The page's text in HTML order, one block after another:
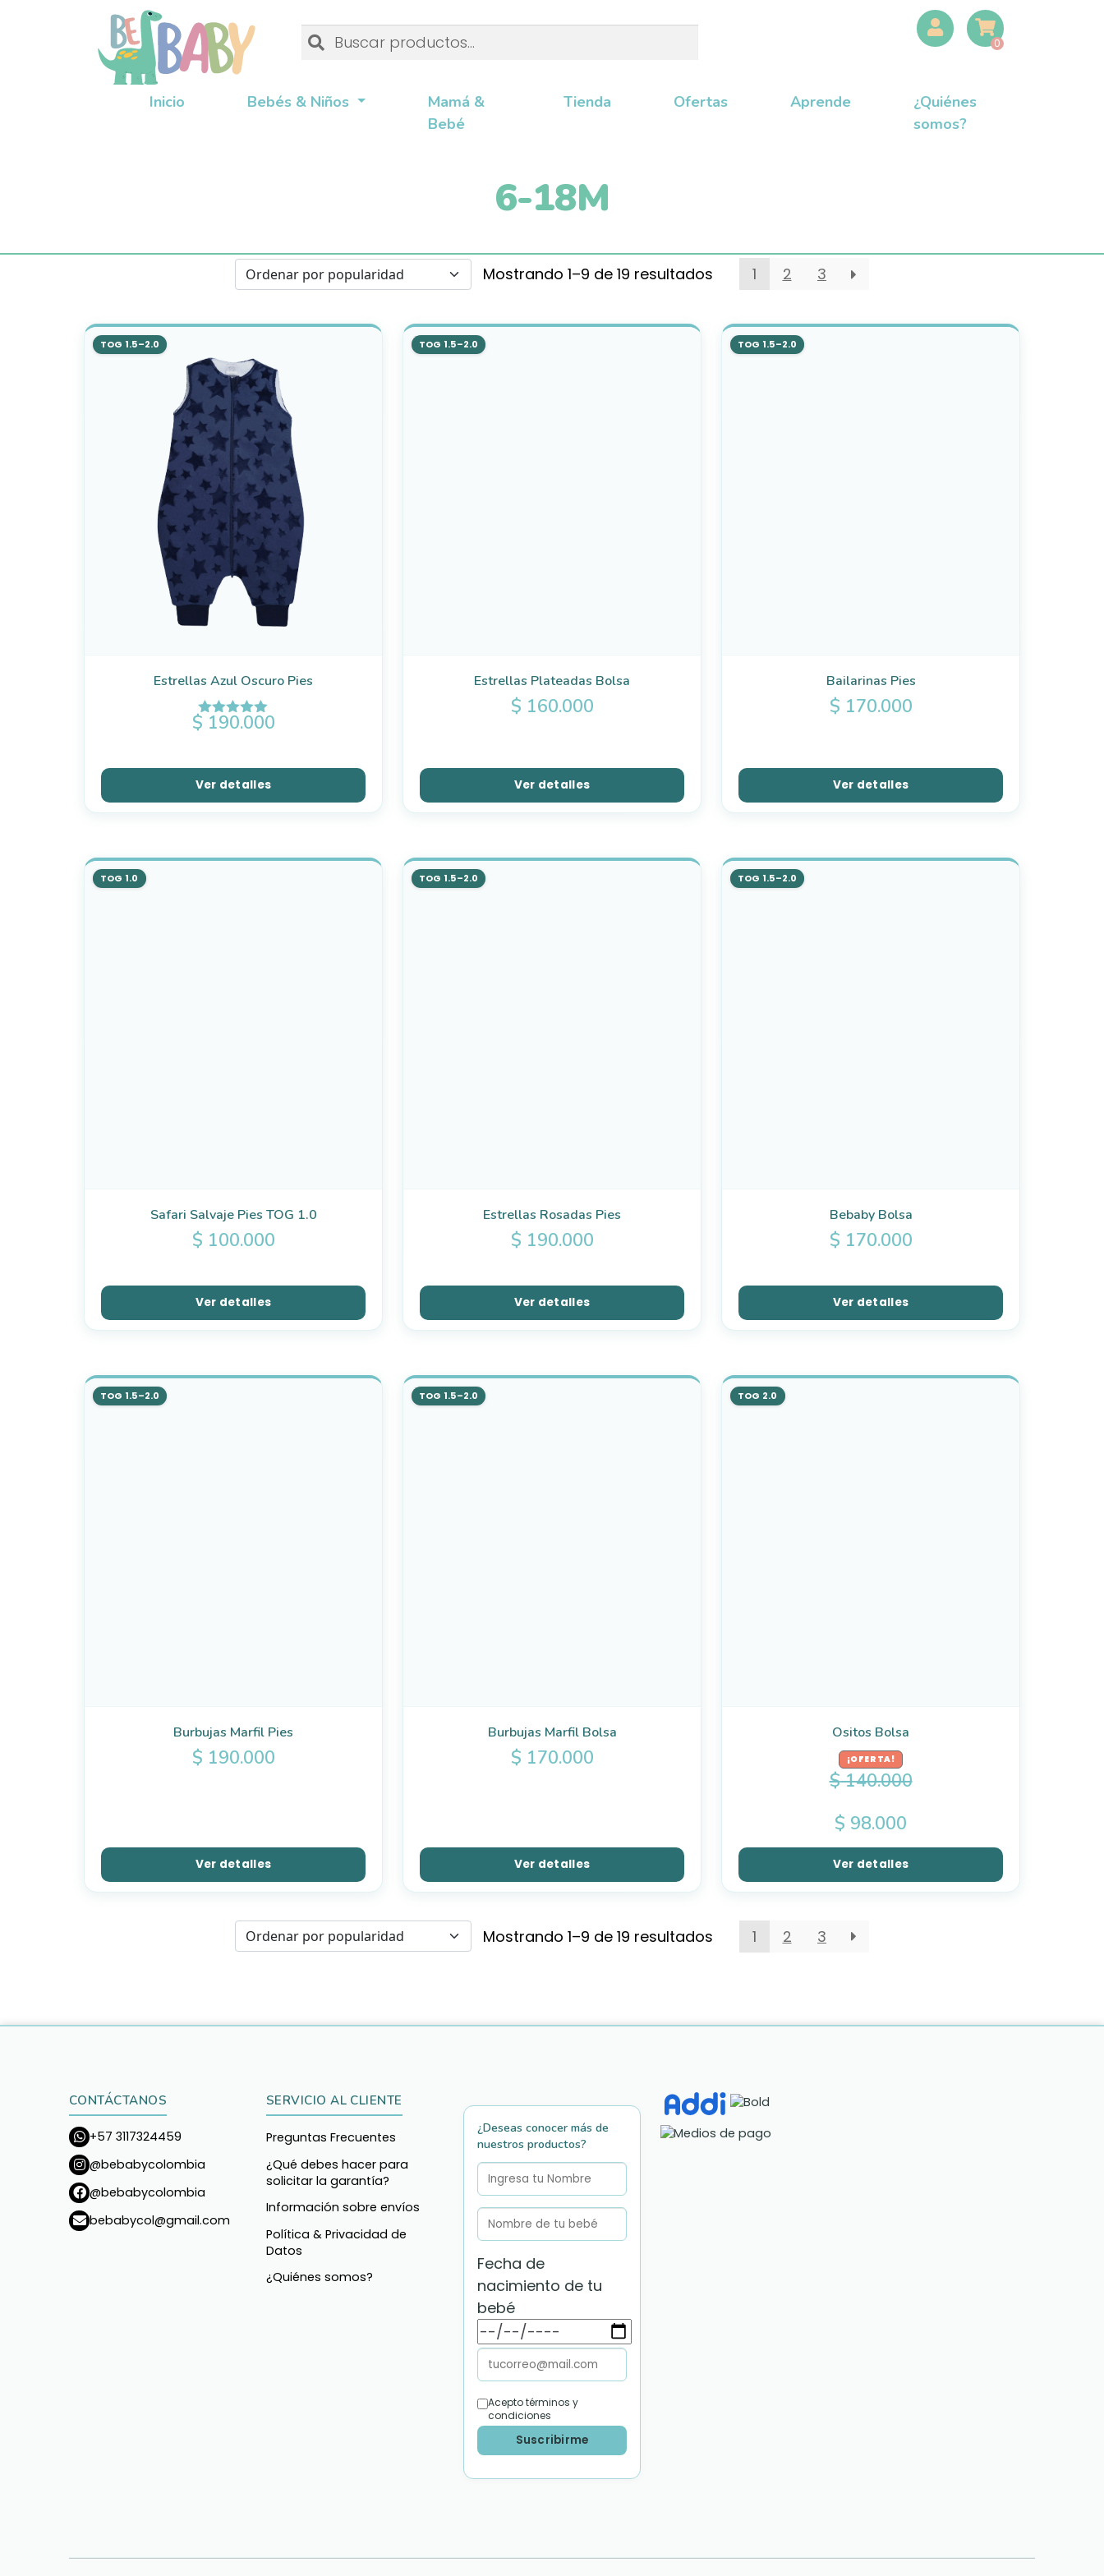
Buscar
por:
Buscar
0
Inicio Bebés & Niños
Mamá &
Bebé
Tienda Ofertas Aprende
¿Quiénes
somos?
6-18M
Mostrando 1–9 de 19 resultados 1 2 3
TOG 1.5–2.0
Estrellas Azul Oscuro Pies
Valorado
$ 190.000
Ver detalles
TOG 1.5–2.0
Estrellas Plateadas Bolsa
$ 160.000
Ver detalles
TOG 1.5–2.0
Bailarinas Pies
$ 170.000
Ver detalles
TOG 1.0
Safari Salvaje Pies TOG 1.0
$ 100.000
Ver detalles
TOG 1.5–2.0
Estrellas Rosadas Pies
$ 190.000
Ver detalles
TOG 1.5–2.0
Bebaby Bolsa
$ 170.000
Ver detalles
TOG 1.5–2.0
Burbujas Marfil Pies
$ 190.000
Ver detalles
TOG 1.5–2.0
Burbujas Marfil Bolsa
$ 170.000
Ver detalles
TOG 2.0
Ositos Bolsa
¡OFERTA!
$140.000
$ 98.000
Ver detalles
Mostrando 1–9 de 19 resultados 1 2 3
CONTÁCTANOS
+57 3117324459
@bebabycolombia
@bebabycolombia
bebabycol@gmail.com
SERVICIO AL CLIENTE
Preguntas Frecuentes
¿Qué debes hacer para
solicitar la garantía?
Información sobre envíos
Política & Privacidad de
Datos
¿Quiénes somos?
¿Deseas conocer más de
nuestros productos?
Fecha de
nacimiento de tu
bebé
Acepto términos y
condiciones